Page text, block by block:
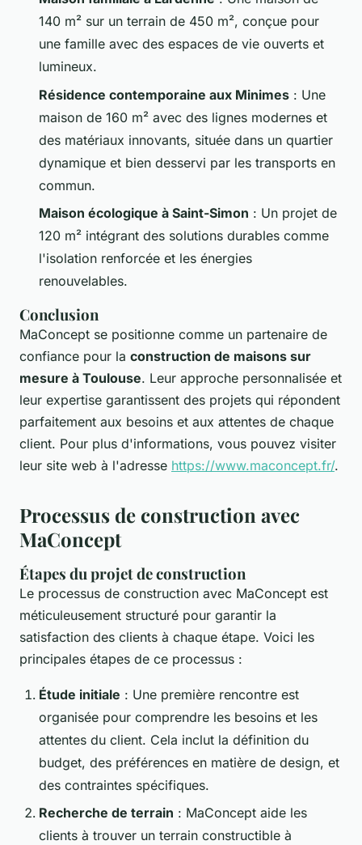
140 m² sur un terrain de 450 m², conçue pour
une famille avec des espaces de vie ouverts et
lumineux.
Résidence contemporaine aux Minimes : Une
maison de 160 m² avec des lignes modernes et
des matériaux innovants, située dans un quartier
dynamique et bien desservi par les transports en
commun.
Maison écologique à Saint-Simon : Un projet de
120 m² intégrant des solutions durables comme
l'isolation renforcée et les énergies
renouvelables.
Conclusion
MaConcept se positionne comme un partenaire de
confiance pour la construction de maisons sur
mesure à Toulouse. Leur approche personnalisée et
leur expertise garantissent des projets qui répondent
parfaitement aux besoins et aux attentes de chaque
client. Pour plus d'informations, vous pouvez visiter
leur site web à l'adresse https://www.maconcept.fr/.
Processus de construction avec
MaConcept
Étapes du projet de construction
Le processus de construction avec MaConcept est
méticuleusement structuré pour garantir la
satisfaction des clients à chaque étape. Voici les
principales étapes de ce processus :
Étude initiale : Une première rencontre est
organisée pour comprendre les besoins et les
attentes du client. Cela inclut la définition du
budget, des préférences en matière de design, et
des contraintes spécifiques.
Recherche de terrain : MaConcept aide les
clients à trouver un terrain constructible à